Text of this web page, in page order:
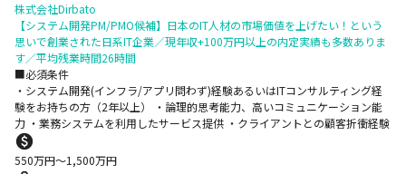
株式会社Dirbato
【システム開発PM/PMO候補】日本のIT人材の市場価値を上げたい！という
思いで創業された日系IT企業／現年収+100万円以上の内定実績も多数ありま
す／平均残業時間26時間
■必須条件
・システム開発(インフラ/アプリ問わず)経験あるいはITコンサルティング経
験をお持ちの方（2年以上） ・論理的思考能力、高いコミュニケーション能
力 ・業務システムを利用したサービス提供 ・クライアントとの顧客折衝経験
550万円〜1,500万円